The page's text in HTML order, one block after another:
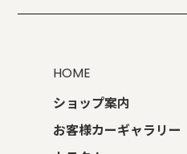
HOME
ショップ案内
お客様カーギャラリー